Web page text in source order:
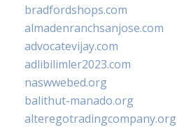
bradfordshops.com
almadenranchsanjose.com
advocatevijay.com
adlibilimler2023.com
naswwebed.org
balithut-manado.org
alteregotradingcompany.org